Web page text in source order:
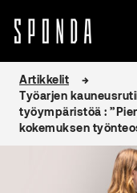
sisältöön
Artikkelit
Työarjen
työympäristöä :
kokemuksen